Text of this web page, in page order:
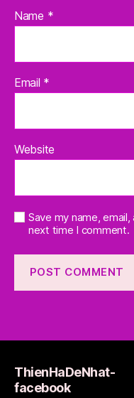
Name *
Email *
Website
Save my name,
next time I comment.
ThienHaDeNhat-
facebook